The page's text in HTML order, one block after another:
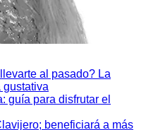
al pasado? La
gustativa
guía para disfrutar el
beneficiará a más